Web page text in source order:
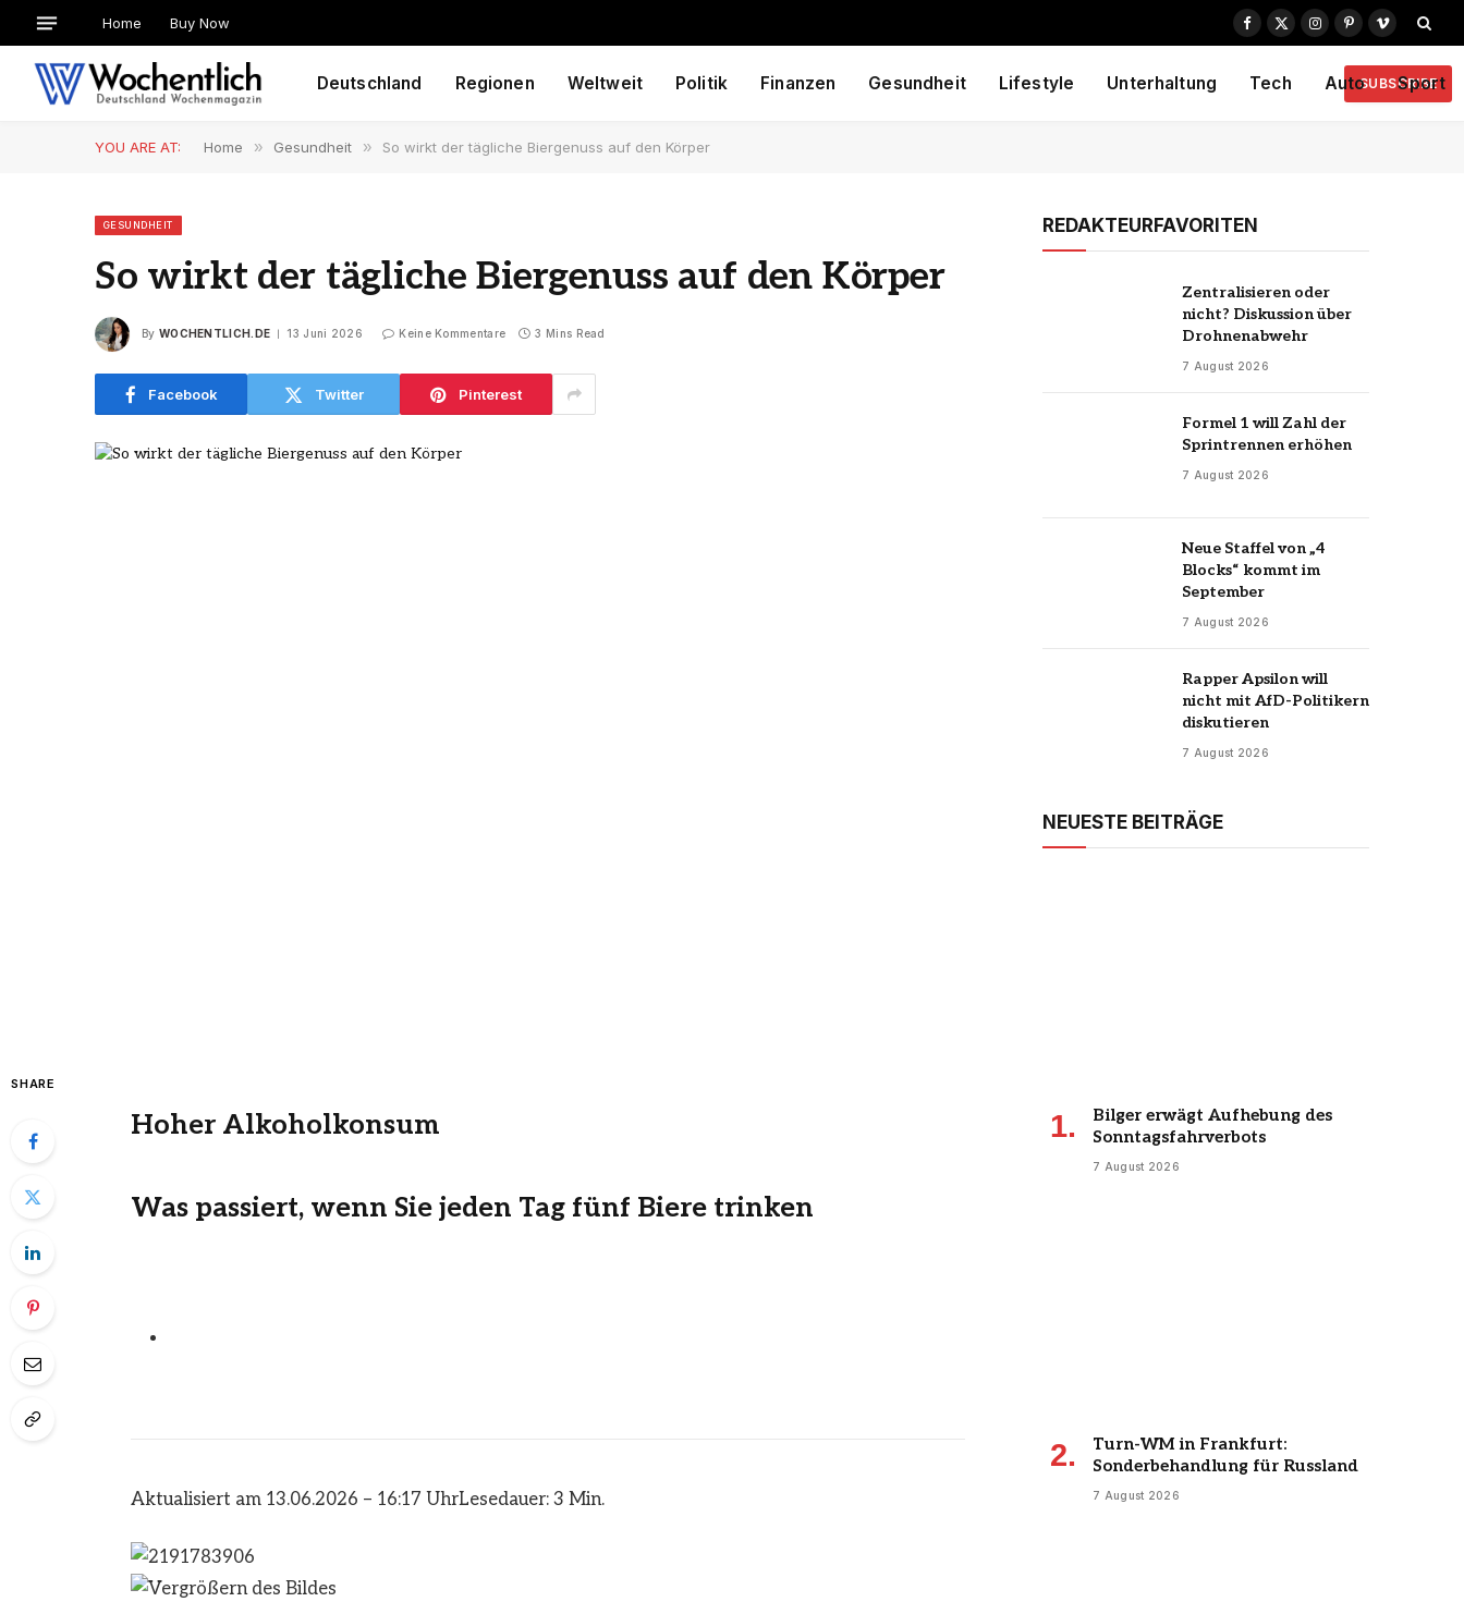
Home Buy Now
Facebook
X
Instagram
PinterestVimeo
Deutschland Regionen Weltweit Politik Finanzen Gesundheit Lifestyle Unterhaltung Tech Auto Sport
SUBSCRIBE
YOU ARE AT: Home » Gesundheit » So wirkt der tägliche Biergenuss auf den Körper
GESUNDHEIT
So wirkt der tägliche Biergenuss auf den Körper
By WOCHENTLICH.DE 13 Juni 2026 Keine Kommentare 3 Mins Read
Facebook Twitter Pinterest
SHARE
Hoher Alkoholkonsum
Was passiert, wenn Sie jeden Tag fünf Biere trinken
Aktualisiert am 13.06.2026 – 16:17 UhrLesedauer: 3 Min.
REDAKTEURFAVORITEN
Zentralisieren oder
nicht? Diskussion über
Drohnenabwehr
7 August 2026
Formel 1 will Zahl der
Sprintrennen erhöhen
7 August 2026
Neue Staffel von „4
Blocks“ kommt im
September
7 August 2026
Rapper Apsilon will
nicht mit AfD-Politikern
diskutieren
7 August 2026
NEUESTE BEITRÄGE
Bilger erwägt Aufhebung des
Sonntagsfahrverbots
7 August 2026
Turn-WM in Frankfurt:
Sonderbehandlung für Russland
7 August 2026